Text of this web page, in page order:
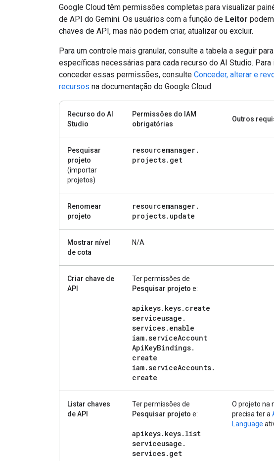
Google Cloud têm permissões completas para visualizar
de API do Gemini. Os usuários com a função de Leitor
chaves de API, mas não podem criar, atualizar ou excluir.
Para um controle mais granular, consulte a tabela a seguir
específicas necessárias para cada recurso do AI Studio.
conceder essas permissões, consulte Conceder, alterar e
recursos na documentação do Google Cloud.
Recurso do AI
Studio
Permissões do IAM
obrigatórias
Outros
Pesquisar
projeto
(importar
projetos)
resourcemanager.
projects. get
Renomear
projeto
resourcemanager.
projects. update
Mostrar nível
de cota
N/A
Criar chave de
API
Ter permissões de
Pesquisar projeto e:
apikeys. keys. create
serviceusage .
services. enable
iam.serviceAccount
ApiKeyBindings.
create
iam.serviceAccounts.
create
Listar chaves
de API
Ter permissões de
Pesquisar projeto e:
apikeys. keys. list
serviceusage .
services. get
O projeto na
precisa ter a
Language